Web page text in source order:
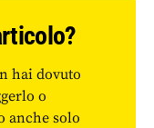
hai dovuto
o
anche solo